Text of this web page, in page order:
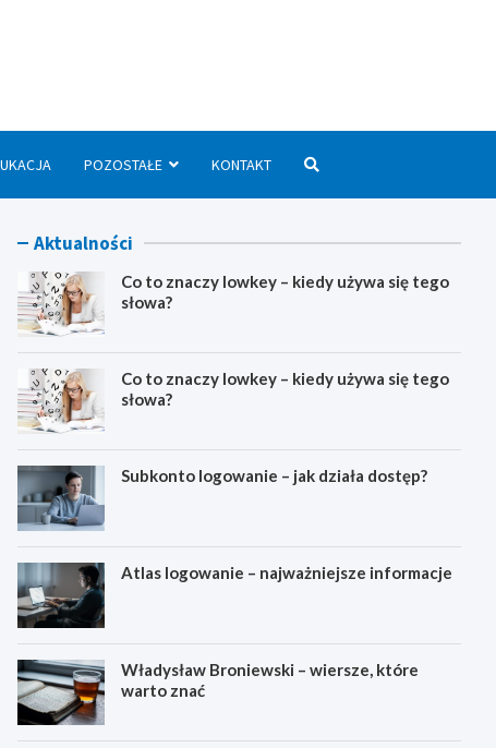
POZOSTAŁE KONTAKT
Aktualności
Co to znaczy lowkey – kiedy używa się tego
słowa?
Co to znaczy lowkey – kiedy używa się tego
słowa?
Subkonto logowanie – jak działa dostęp?
Atlas logowanie – najważniejsze informacje
Władysław Broniewski – wiersze, które
warto znać